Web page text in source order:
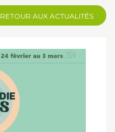
RETOUR AUX ACTUALITÉS